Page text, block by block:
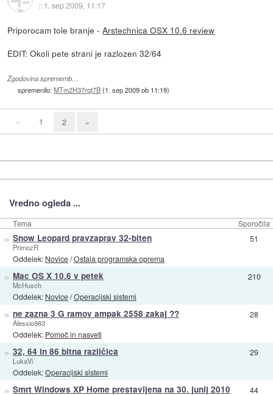
:: 1. sep 2009, 11:17
Priporocam tole branje -Arstechnica OSX 10.6 review
EDIT: Okoli pete strani je razlozen 32/64
Zgodovina sprememb…
spremenilo:MTm2H37rqt7B(1. sep 2009 ob 11:19)
« 1 2 »
Vredno ogleda ...
Tema Sporočila
» Snow Leopard pravzaprav 32-biten
PrimozR
Oddelek: Novice/Ostala programska oprema
51
» Mac OS X 10.6 v petek
McHusch
Oddelek: Novice/Operacijski sistemi
210
» ne zazna 3 G ramov ampak 2558 zakaj ??
Alessio983
Oddelek: Pomoč in nasveti
28
» 32, 64 in 86 bitna različica
LukaVi
Oddelek:Operacijski sistemi
29
» Smrt Windows XP Home prestavljena na 30. junij 2010 44